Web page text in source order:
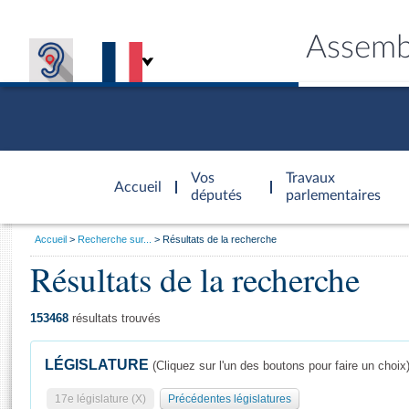
Accueil
d'accueil
Vos
députés
Travaux
parlementaires
Général
Vous
Accueil Recherche sur... Résultats de la recherche
Résultats de la recherche
153468 résultats trouvés
LÉGISLATURE (Cliquez sur l'un des boutons pour faire un choix)
17e législature (X) Précédentes législatures